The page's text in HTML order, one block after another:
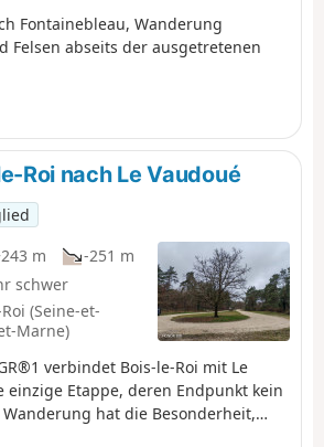
Fontainebleau, Wanderung
Felsen abseits der ausgetretenen
Roi nach Le Vaudoué
m
-251 m
schwer
(Seine-et-
Marne)
verbindet Bois-le-Roi mit Le
einzige Etappe, deren Endpunkt kein
hat die Besonderheit,